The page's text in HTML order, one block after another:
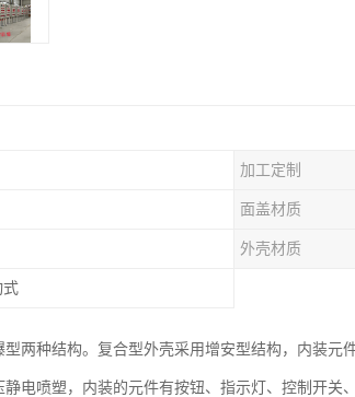
加工定制
面盖材质
外壳材质
式
两种结构。复合型外壳采用增安型结构，内装元
电喷塑，内装的元件有按钮、指示灯、控制开关